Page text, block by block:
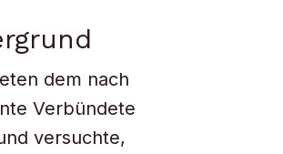
dem nach
Verbündete
versuchte,